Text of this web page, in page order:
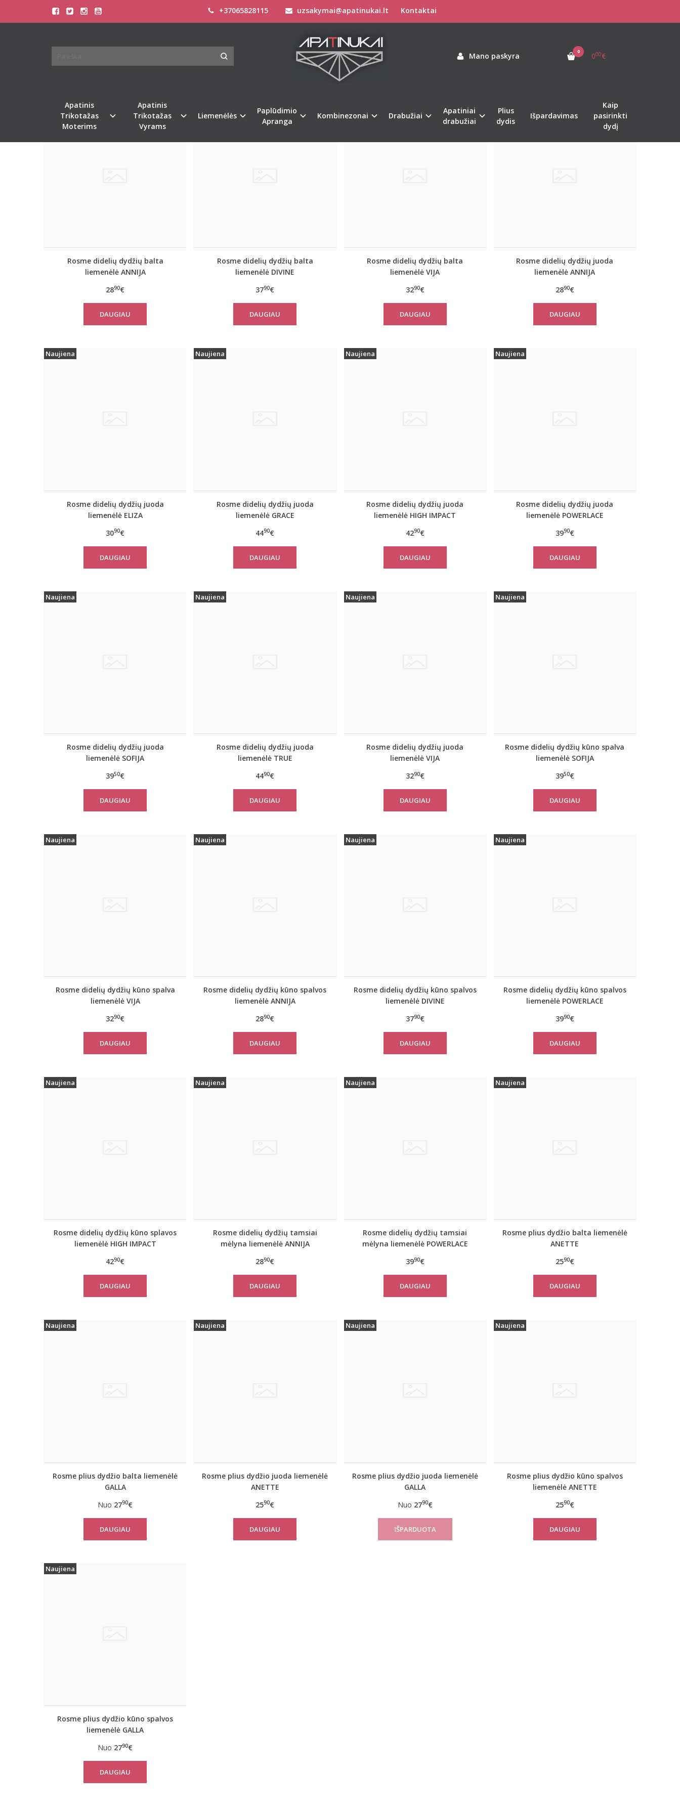
+37065828115 uzsakymai@apatinukai.lt Kontaktai
Mano paskyra 0 000€
Apatinis
Trikotažas
Moterims
Apatinis
Trikotažas
Vyrams
Liemenėlės
Paplūdimio
Apranga
Kombinezonai Drabužiai
Apatiniai
drabužiai
Plius
dydis
Išpardavimas
Kaip
pasirinkti
dydį
PREKIŲ PAIEŠKA - ROSME
Naujiena
Rosme didelių dydžių balta
liemenėlė ANNIJA
2890€
DAUGIAU
Naujiena
Rosme didelių dydžių balta
liemenėlė DIVINE
3790€
DAUGIAU
Naujiena
Rosme didelių dydžių balta
liemenėlė VIJA
3290€
DAUGIAU
Naujiena
Rosme didelių dydžių juoda
liemenėlė ANNIJA
2890€
DAUGIAU
Naujiena
Rosme didelių dydžių juoda
liemenėlė ELIZA
3090€
DAUGIAU
Naujiena
Rosme didelių dydžių juoda
liemenėlė GRACE
4490€
DAUGIAU
Naujiena
Rosme didelių dydžių juoda
liemenėlė HIGH IMPACT
4290€
DAUGIAU
Naujiena
Rosme didelių dydžių juoda
liemenėlė POWERLACE
3990€
DAUGIAU
Naujiena
Rosme didelių dydžių juoda
liemenėlė SOFIJA
3950€
DAUGIAU
Naujiena
Rosme didelių dydžių juoda
liemenėlė TRUE
4490€
DAUGIAU
Naujiena
Rosme didelių dydžių juoda
liemenėlė VIJA
3290€
DAUGIAU
Naujiena
Rosme didelių dydžių kūno spalva
liemenėlė SOFIJA
3950€
DAUGIAU
Naujiena
Rosme didelių dydžių kūno spalva
liemenėlė VIJA
3290€
DAUGIAU
Naujiena
Rosme didelių dydžių kūno spalvos
liemenėlė ANNIJA
2890€
DAUGIAU
Naujiena
Rosme didelių dydžių kūno spalvos
liemenėlė DIVINE
3790€
DAUGIAU
Naujiena
Rosme didelių dydžių kūno spalvos
liemenėlė POWERLACE
3990€
DAUGIAU
Naujiena
Rosme didelių dydžių kūno splavos
liemenėlė HIGH IMPACT
4290€
DAUGIAU
Naujiena
Rosme didelių dydžių tamsiai
mėlyna liemenėlė ANNIJA
2890€
DAUGIAU
Naujiena
Rosme didelių dydžių tamsiai
mėlyna liemenėlė POWERLACE
3990€
DAUGIAU
Naujiena
Rosme plius dydžio balta liemenėlė
ANETTE
2590€
DAUGIAU
Naujiena
Rosme plius dydžio balta liemenėlė
GALLA
Nuo 2790€
DAUGIAU
Naujiena
Rosme plius dydžio juoda liemenėlė
ANETTE
2590€
DAUGIAU
Naujiena
Rosme plius dydžio juoda liemenėlė
GALLA
Nuo 2790€
Naujiena
Rosme plius dydžio kūno spalvos
liemenėlė ANETTE
2590€
DAUGIAU
Naujiena
Rosme plius dydžio kūno spalvos
liemenėlė GALLA
Nuo 2790€
DAUGIAU